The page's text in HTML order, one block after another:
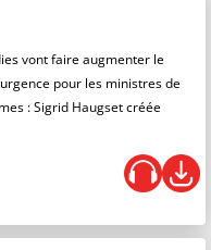
vont faire augmenter le
pour les ministres de
: Sigrid Haugset créée